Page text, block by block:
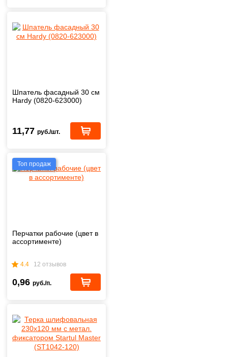
Шпатель фасадный 30 см
Hardy (0820-623000)
11,77 руб./шт.
Топ продаж
Перчатки рабочие (цвет в
ассортименте)
4.4 12 отзывов
0,96 руб./п.